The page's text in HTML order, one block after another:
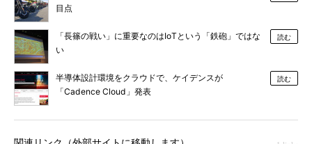
目点
「長篠の戦い」に重要なのはIoTという「鉄砲」ではな
い
読む
半導体設計環境をクラウドで、ケイデンスが
「Cadence Cloud」発表
読む